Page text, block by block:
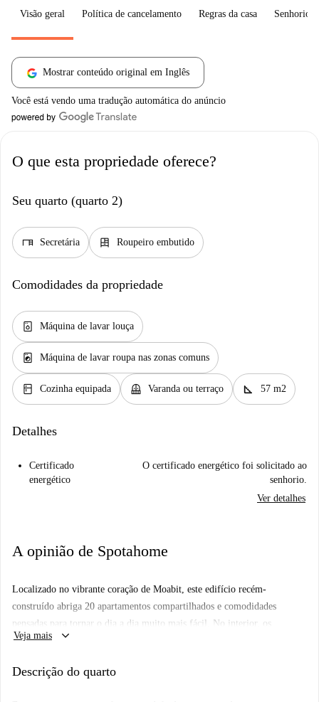
Visão geral Política de cancelamento Regras da casa Senhorio
Mostrar conteúdo original em Inglês
Você está vendo uma tradução automática do anúncio
O que esta propriedade oferece?
Seu quarto (quarto 2)
desk Secretária dresser Roupeiro embutido
Comodidades da propriedade
dishwasher_gen Máquina de lavar louça
local_laundry_service Máquina de lavar roupa nas zonas comuns
kitchen Cozinha equipada balcony Varanda ou terraço square_foot 57 m2
Detalhes
Certificado
energético
O certificado energético foi solicitado ao
senhorio.
Ver detalhes
A opinião de Spotahome
Localizado no vibrante coração de Moabit, este edifício recém-
construído abriga 20 apartamentos compartilhados e comodidades
pensadas para tornar o dia a dia muito mais fácil. No interior, os
moradores podem desfrutar de um pátio tranquilo, uma lavanderia para
desloca sobre duas rodas. Seja você um novato em Berlim ou
Veja mais keyboard_arrow_down
Descrição do quarto